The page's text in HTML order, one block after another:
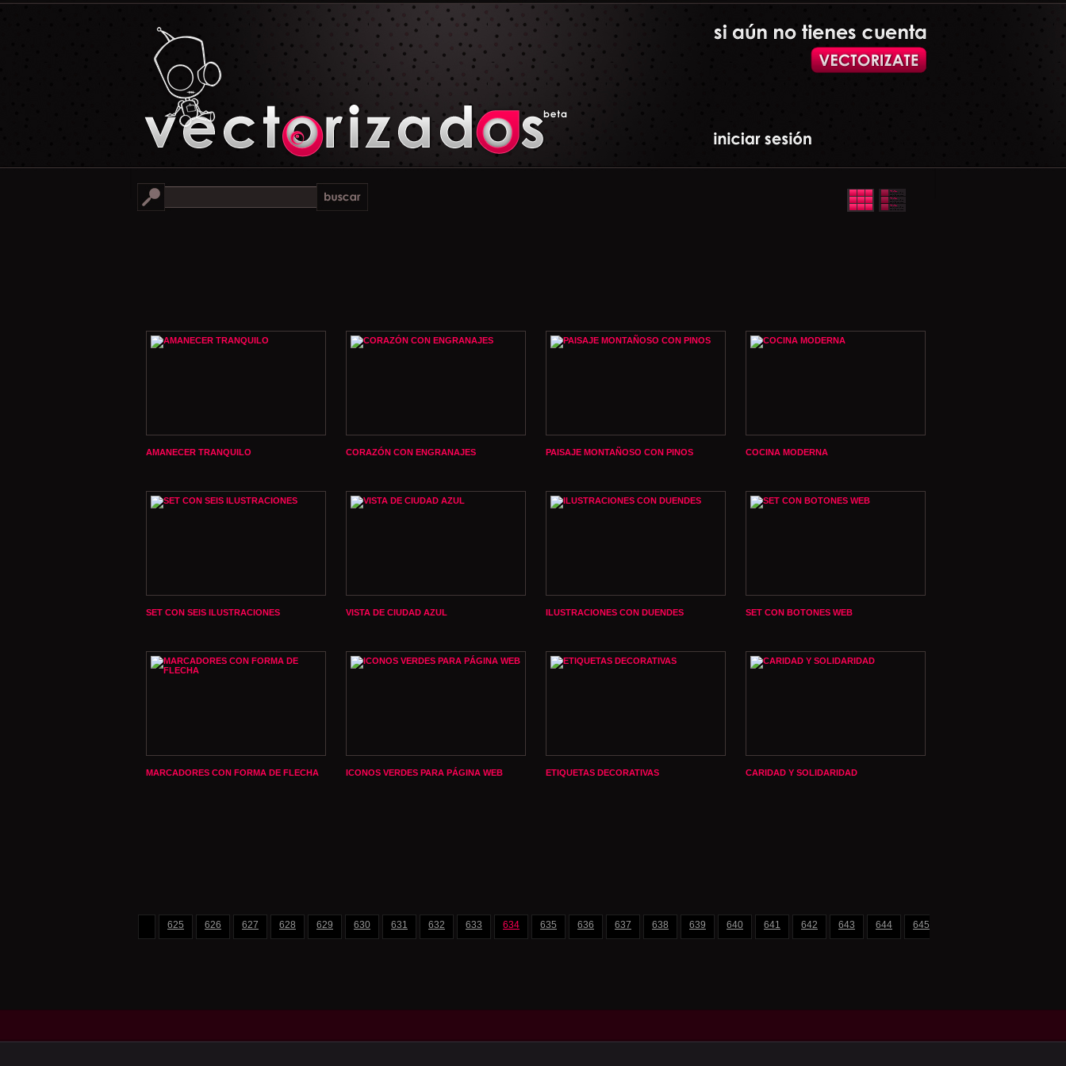
AMANECER TRANQUILO CORAZÓN CON ENGRANAJES PAISAJE MONTAÑOSO CON PINOS COCINA MODERNA
SET CON SEIS ILUSTRACIONES VISTA DE CIUDAD AZUL ILUSTRACIONES CON DUENDES SET CON BOTONES WEB
MARCADORES CON FORMA DE FLECHA ICONOS VERDES PARA PÁGINA WEB ETIQUETAS DECORATIVAS CARIDAD Y SOLIDARIDAD
625 626 627 628 629 630 631 632 633 634 635 636 637 638 639 640 641 642 643 644 645